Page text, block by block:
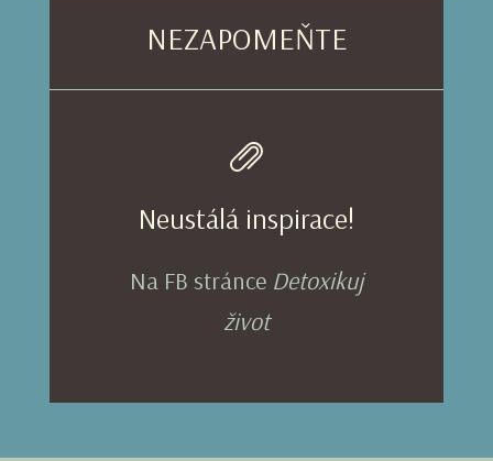
NEZAPOMEŇTE
Neustálá inspirace!
Na FB stránce Detoxikuj
život